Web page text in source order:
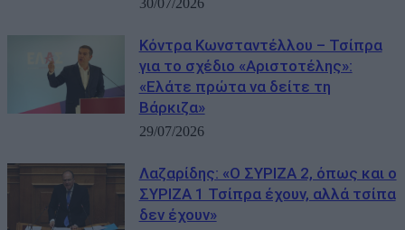
30/07/2026
Κόντρα Κωνσταντέλλου – Τσίπρα
για το σχέδιο «Αριστοτέλης»:
«Ελάτε πρώτα να δείτε τη
Βάρκιζα»
29/07/2026
Λαζαρίδης: «Ο ΣΥΡΙΖΑ 2, όπως και ο
ΣΥΡΙΖΑ 1 Τσίπρα έχουν, αλλά τσίπα
δεν έχουν»